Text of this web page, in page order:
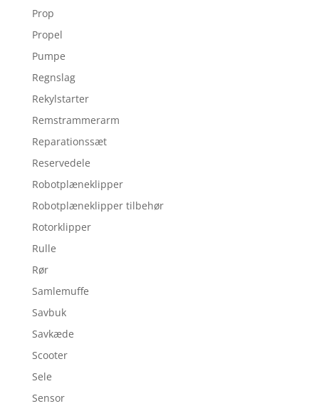
Prop
Propel
Pumpe
Regnslag
Rekylstarter
Remstrammerarm
Reparationssæt
Reservedele
Robotplæneklipper
Robotplæneklipper tilbehør
Rotorklipper
Rulle
Rør
Samlemuffe
Savbuk
Savkæde
Scooter
Sele
Sensor